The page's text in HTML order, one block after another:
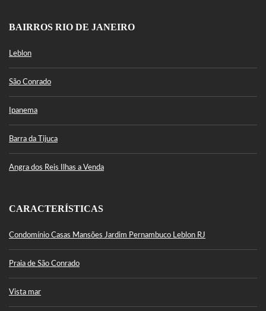
BAIRROS RIO DE JANEIRO
Leblon
São Conrado
Ipanema
Barra da Tijuca
Angra dos Reis Ilhas a Venda
CARACTERÍSTICAS
Condomínio Casas Mansões Jardim Pernambuco Leblon RJ
Praia de São Conrado
Vista mar